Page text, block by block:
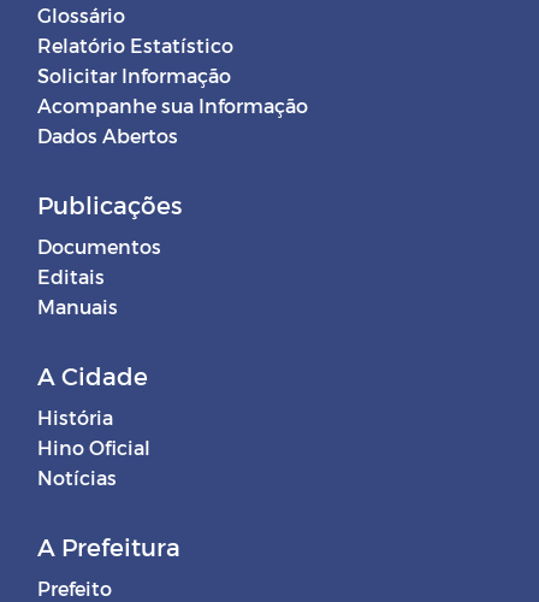
Glossário
Relatório Estatístico
Solicitar Informação
Acompanhe sua Informação
Dados Abertos
Publicações
Documentos
Editais
Manuais
A Cidade
História
Hino Oficial
Notícias
A Prefeitura
Prefeito